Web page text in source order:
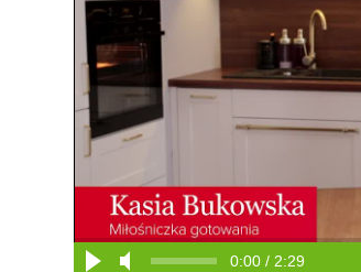
0:00 / 2:29